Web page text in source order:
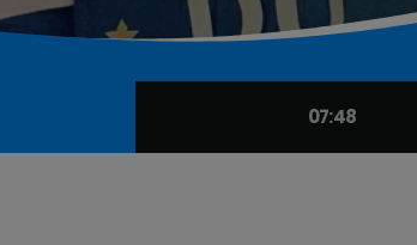
07:48